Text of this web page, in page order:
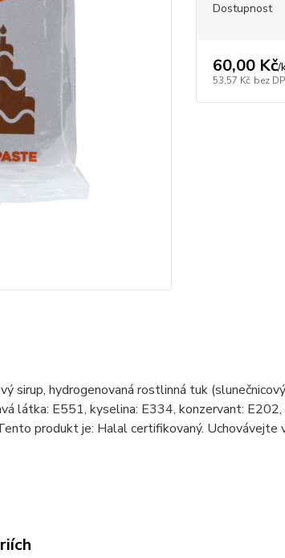
Dostupnost
60,00 Kč/
53,57 Kč bez
sirup, hydrogenovaná rostlinná tuk
látka: E551, kyselina: E334, konzervant:
produkt je: Halal certifikovaný.